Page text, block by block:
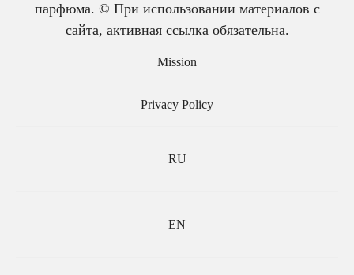
парфюма. © При использовании материалов с
сайта, активная ссылка обязательна.
Mission
Privacy Policy
RU
EN